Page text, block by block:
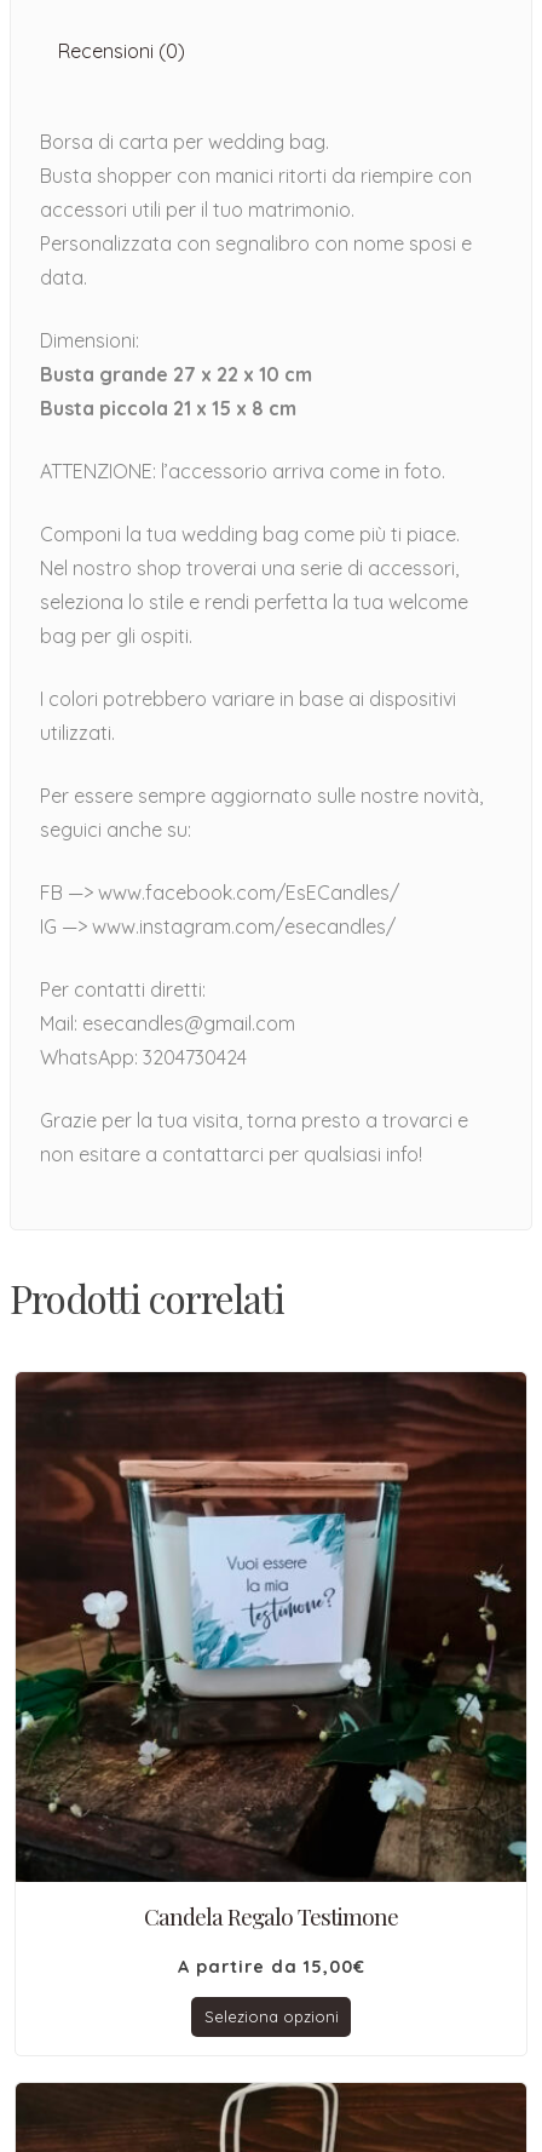
Recensioni (0)
Borsa di carta per wedding bag.
Busta shopper con manici ritorti da riempire con
accessori utili per il tuo matrimonio.
Personalizzata con segnalibro con nome sposi e
data.
Dimensioni:
Busta grande 27 x 22 x 10 cm
Busta piccola 21 x 15 x 8 cm
ATTENZIONE: l’accessorio arriva come in foto.
Componi la tua wedding bag come più ti piace.
Nel nostro shop troverai una serie di accessori,
seleziona lo stile e rendi perfetta la tua welcome
bag per gli ospiti.
I colori potrebbero variare in base ai dispositivi
utilizzati.
Per essere sempre aggiornato sulle nostre novità,
seguici anche su:
FB —> www.facebook.com/EsECandles/
IG —> www.instagram.com/esecandles/
Per contatti diretti:
Mail: esecandles@gmail.com
WhatsApp: 3204730424
Grazie per la tua visita, torna presto a trovarci e
non esitare a contattarci per qualsiasi info!
Prodotti correlati
Candela Regalo Testimone
A partire da15,00€
Seleziona opzioni